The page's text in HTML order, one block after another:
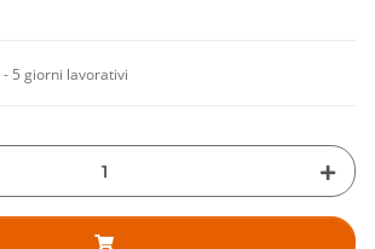
- 5 giorni lavorativi